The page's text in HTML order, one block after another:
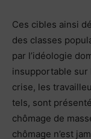
Ces cibles ainsi
des classes
par l’idéologie
insupportable sur
crise, les
tels, sont
chômage de
chômage n’est